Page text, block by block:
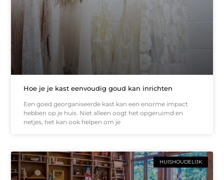
Hoe je je kast eenvoudig goud kan inrichten
Een goed georganiseerde kast kan een enorme impact
hebben op je huis. Niet alleen oogt het opgeruimd en
netjes, het kan ook helpen om je
HUISHOUDELIJK